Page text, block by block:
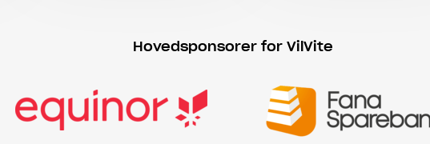
Hovedsponsorer for VilVite